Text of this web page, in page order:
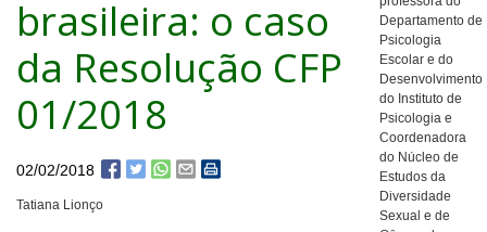
Departamento de
Psicologia
Escolar e do
Desenvolvimento
do Instituto de
Psicologia e
Coordenadora
do Núcleo de
Estudos da
Diversidade
Sexual e de
brasileira: o caso
da Resolução CFP
01/2018
02/02/2018
Tatiana Lionço